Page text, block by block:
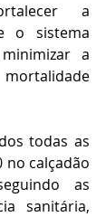
a
o sistema
a
todas as
no calçadão
as
sanitária,